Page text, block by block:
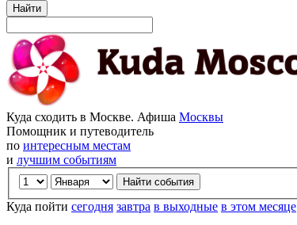
Найти
Куда сходить в Москве. Афиша Москвы
Помощник и путеводитель
по интересным местам
и лучшим событиям
Куда пойти сегодня завтра в выходные в этом месяце